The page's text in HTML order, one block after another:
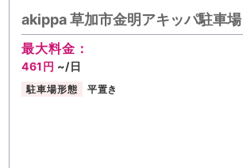
akippa 草加市金明アキッパ駐車場
最大料金：
461円 ~/日
駐車場形態 平置き